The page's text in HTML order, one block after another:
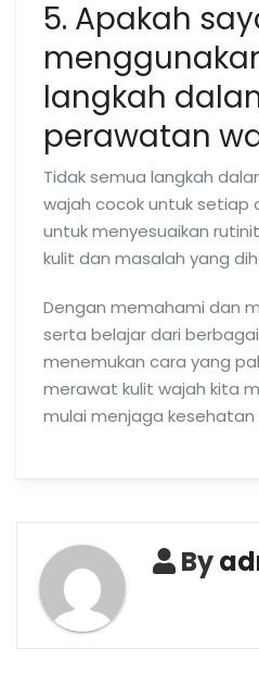
5. Apakah
langkah
perawatan
Tidak semua langkah
wajah cocok untuk setiap
untuk menyesuaikan
kulit dan masalah yang
Dengan memahami dan
serta belajar dari
menemukan cara yang
merawat kulit wajah kita
mulai menjaga kesehatan
By